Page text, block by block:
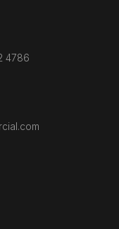
4786